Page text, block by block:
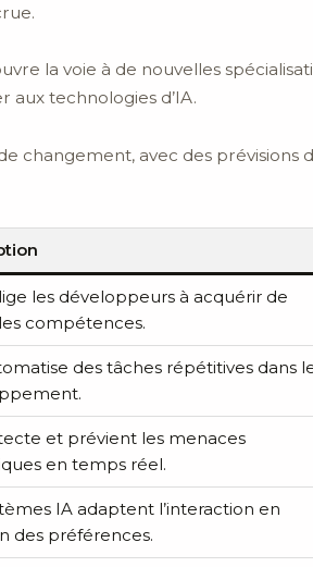
la voie à de nouvelles
aux technologies d’IA.
changement, avec des prévisions
les développeurs à acquérir de
compétences.
des tâches répétitives dans
et prévient les menaces
en temps réel.
IA adaptent l’interaction en
des préférences.